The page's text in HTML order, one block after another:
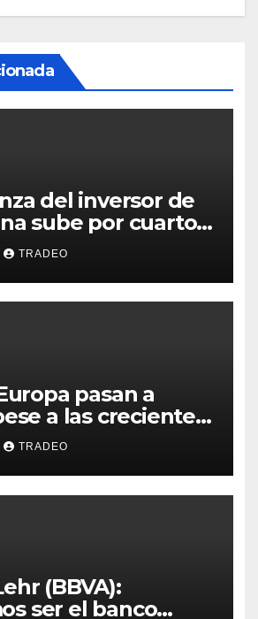
del inversor de
sube por cuarto
positiva en
TRADEO
pasan a
a las crecientes
Oriente Medio
TRADEO
(BBVA):
ser el banco